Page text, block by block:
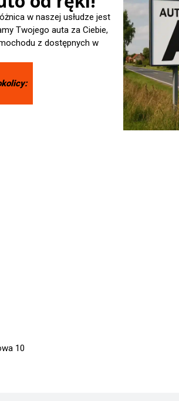
w naszej usłudze jest
Twojego auta za Ciebie,
z dostępnych w
10